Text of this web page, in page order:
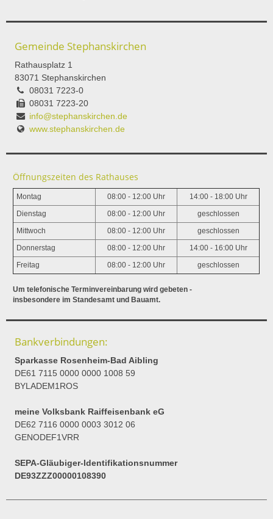
Gemeinde Stephanskirchen
Rathausplatz 1
83071 Stephanskirchen
08031 7223-0
08031 7223-20
info@stephanskirchen.de
www.stephanskirchen.de
Öffnungszeiten des Rathauses
Montag 08:00 - 12:00 Uhr 14:00 - 18:00 Uhr
Dienstag 08:00 - 12:00 Uhr geschlossen
Mittwoch 08:00 - 12:00 Uhr geschlossen
Donnerstag 08:00 - 12:00 Uhr 14:00 - 16:00 Uhr
Freitag 08:00 - 12:00 Uhr geschlossen
Um telefonische Terminvereinbarung wird gebeten -
insbesondere im Standesamt und Bauamt.
Bankverbindungen:
Sparkasse Rosenheim-Bad Aibling
DE61 7115 0000 0000 1008 59
BYLADEM1ROS
meine Volksbank Raiffeisenbank eG
DE62 7116 0000 0003 3012 06
GENODEF1VRR
SEPA-Gläubiger-Identifikationsnummer
DE93ZZZ00000108390